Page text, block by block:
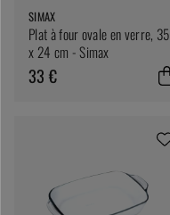
SIMAX
Plat à four ovale en verre, 35
x 24 cm - Simax
33 €